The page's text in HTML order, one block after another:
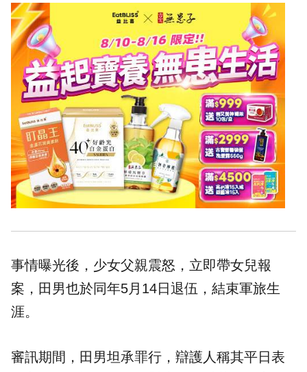
事情曝光後，少女父親震怒，立即帶女兒報
案，田男也於同年5月14日退伍，結束軍旅生
涯。
審訊期間，田男坦承罪行，辯護人稱其平日表